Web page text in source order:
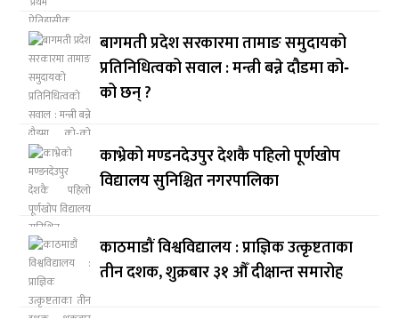
बागमती प्रदेश सरकारमा तामाङ समुदायको
प्रतिनिधित्वको सवाल : मन्त्री बन्ने दौडमा को‐
को छन् ?
काभ्रेको मण्डनदेउपुर देशकै पहिलो पूर्णखोप
विद्यालय सुनिश्चित नगरपालिका
काठमाडौं विश्वविद्यालय : प्राज्ञिक उत्कृष्टताका
तीन दशक, शुक्रबार ३१ औँ दीक्षान्त समारोह